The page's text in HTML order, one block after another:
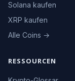
Solana kaufen
XRP kaufen
Alle Coins →
RESSOURCEN